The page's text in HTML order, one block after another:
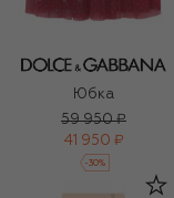
Юбка
59 950 ₽
41 950 ₽
-30%